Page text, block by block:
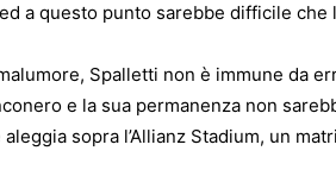
a questo punto sarebbe difficile che
Spalletti non è immune da
e la sua permanenza non
sopra l’Allianz Stadium, un